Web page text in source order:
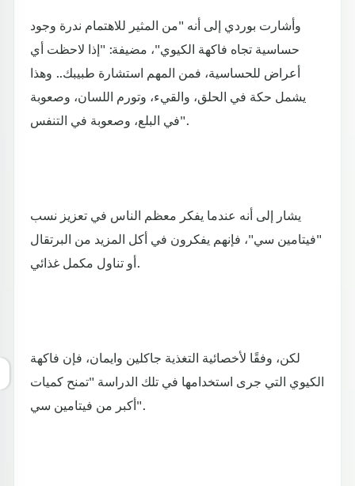
وأشارت بوردي إلى أنه "من المثير للاهتمام ندرة وجود
حساسية تجاه فاكهة الكيوي"، مضيفة: "إذا لاحظت أي
أعراض للحساسية، فمن المهم استشارة طبيبك.. وهذا
يشمل حكة في الحلق، والقيء، وتورم اللسان، وصعوبة
في البلع، وصعوبة في التنفس".
يشار إلى أنه عندما يفكر معظم الناس في تعزيز نسب
"فيتامين سي"، فإنهم يفكرون في أكل المزيد من البرتقال
أو تناول مكمل غذائي.
لكن، وفقًا لأخصائية التغذية جاكلين وايمان، فإن فاكهة
الكيوي التي جرى استخدامها في تلك الدراسة "تمنح كميات
أكبر من فيتامين سي".